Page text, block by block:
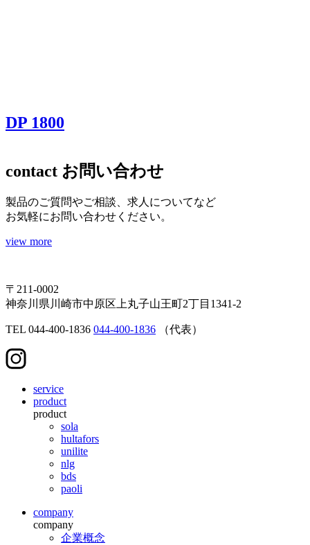
DP 1800
contact お問い合わせ
製品のご質問やご相談、求人についてなど
お気軽にお問い合わせください。
view more
〒211-0002
神奈川県川崎市中原区上丸子山王町2丁目1341-2
TEL 044-400-1836 044-400-1836 （代表）
service
product
product
sola
hultafors
unilite
nlg
bds
paoli
company
company
企業概念